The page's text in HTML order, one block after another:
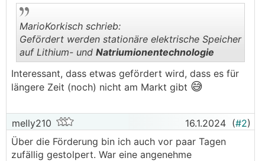
..
MarioKorkisch schrieb:
Gefördert werden stationäre elektrische Speicher
auf Lithium- und Natriumionentechnologie
Interessant, dass etwas gefördert wird, dass es für
längere Zeit (noch) nicht am Markt gibt 😅
melly210 16.1.2024 (#2)
Über die Förderung bin ich auch vor paar Tagen
zufällig gestolpert. War eine angenehme